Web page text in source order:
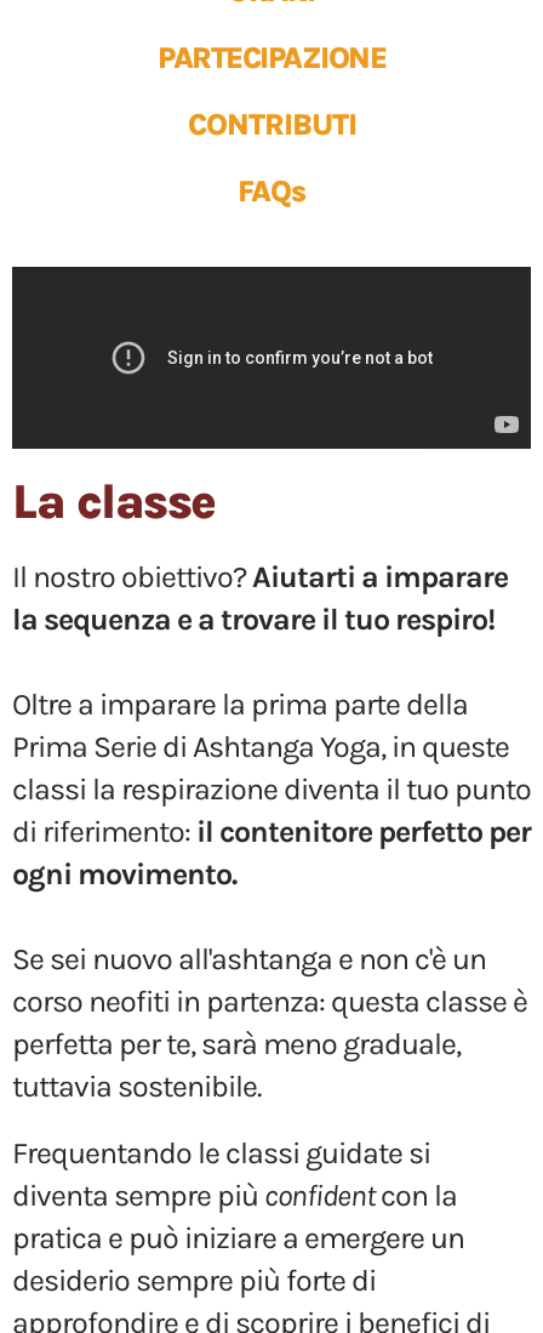
PARTECIPAZIONE
CONTRIBUTI
FAQs
La classe
Il nostro obiettivo?Aiutarti a imparare
la sequenza e a trovare il tuo respiro!
Oltre a imparare la prima parte della
Prima Serie di Ashtanga Yoga, in queste
classi la respirazione diventa il tuo punto
di riferimento: il contenitore perfetto per
ogni movimento.
Se sei nuovo all'ashtanga e non c'è un
corso neofiti in partenza: questa classe è
perfetta per te, sarà meno graduale,
tuttavia sostenibile.
Frequentando le classi guidate si
diventa sempre più confidentcon la
pratica e può iniziare a emergere un
desiderio sempre più forte di
approfondire e di scoprire i benefici di